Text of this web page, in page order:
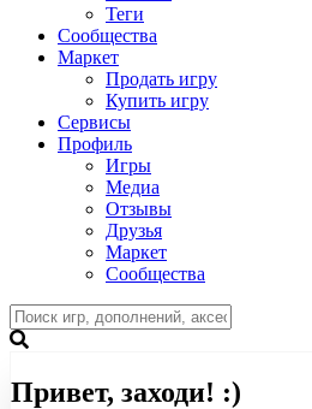
Теги
Сообщества
Маркет
Продать игру
Купить игру
Сервисы
Профиль
Игры
Медиа
Отзывы
Друзья
Маркет
Сообщества
Привет, заходи! :)